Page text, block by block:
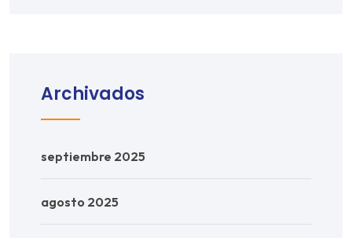
Archivados
septiembre 2025
agosto 2025